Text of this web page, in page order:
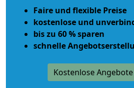
Faire und flexible Preise
kostenlose und
bis zu 60 % sparen
schnelle
Kostenlose